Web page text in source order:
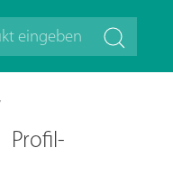
Profil-